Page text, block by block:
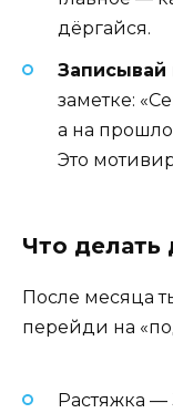
дёргайся.
Записывай
заметке:
а на
Это
Что
После месяца
перейди на
Растяжка —